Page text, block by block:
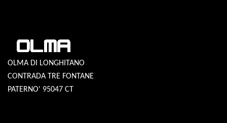
OLMA DI LONGHITANO
CONTRADA TRE FONTANE
PATERNO' 95047 CT